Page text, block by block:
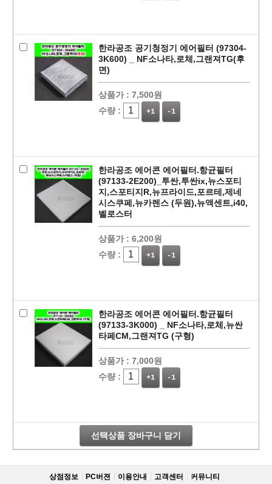
페이코 라이
구매
한라공조 공기청정기 에어필터 (97304-
3K600) _ NF소나타,로체,그랜져TG(후
면)
상품가 : 7,500원
수량 :
+1 -1
한라공조 에어콘 에어필터.항균필터
(97133-2E200)_투싼,투싼ix,뉴스포티
지,스포티지R,뉴프라이드,포르테,제네
시스쿠페,뉴카렌스 (두원),뉴액센트,i40,
벨로스터
상품가 : 6,200원
수량 :
+1 -1
한라공조 에어콘 에어필터.항균필터
(97133-3K000) _ NF소나타,로체,뉴싼
타페CM,그랜져TG (구형)
상품가 : 7,000원
수량 :
+1 -1
선택상품 장바구니 담기
상점정보 PC버젼 이용안내 고객센터 커뮤니티